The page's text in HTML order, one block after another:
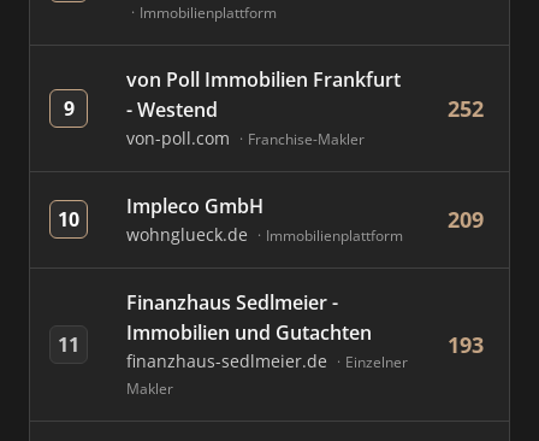
Immobilienplattform
9
von Poll Immobilien Frankfurt
- Westend
von-poll.com Franchise-Makler
252
10 Impleco GmbH
wohnglueck.de Immobilienplattform
209
11
Finanzhaus Sedlmeier -
Immobilien und Gutachten
finanzhaus-sedlmeier.de
Einzelner
Makler
193